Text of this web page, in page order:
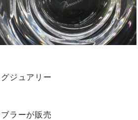
ジュアリー
ラーが販売